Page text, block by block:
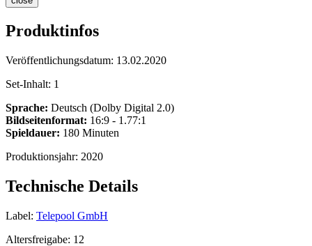
Produktinfos
Veröffentlichungsdatum: 13.02.2020
Set-Inhalt: 1
Sprache: Deutsch (Dolby Digital 2.0)
Bildseitenformat: 16:9 - 1.77:1
Spieldauer: 180 Minuten
Produktionsjahr: 2020
Technische Details
Label: Telepool GmbH
Altersfreigabe: 12